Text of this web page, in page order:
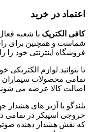
اعتماد در خرید
کافی الکتریک با شعبه
شماست و همچنین برای
فروشگاه اینترنتی خود را
تا بتوانید لوازم الکتریکی
تمامی محصولات سیماران
اصالت کالا عرضه می
بلندگو یا آژیر های
خروجی اسپیکر در تمامی
که نقش هشدار دهنده